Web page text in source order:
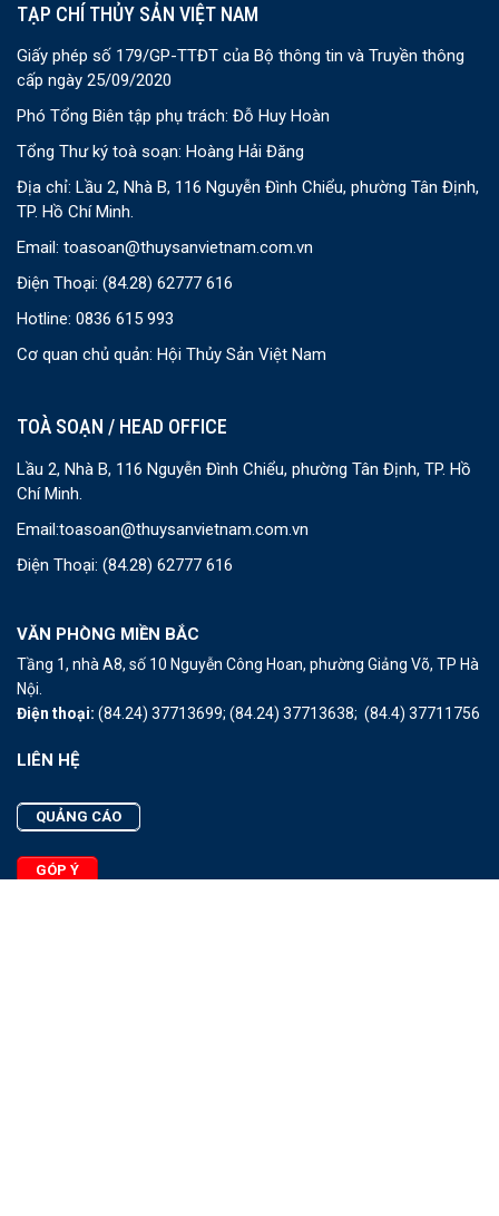
TẠP CHÍ THỦY SẢN VIỆT NAM
Giấy phép số 179/GP-TTĐT của Bộ thông tin và Truyền thông
cấp ngày 25/09/2020
Phó Tổng Biên tập phụ trách: Đỗ Huy Hoàn
Tổng Thư ký toà soạn: Hoàng Hải Đăng
Địa chỉ: Lầu 2, Nhà B, 116 Nguyễn Đình Chiểu, phường Tân Định,
TP. Hồ Chí Minh.
Email: toasoan@thuysanvietnam.com.vn
Điện Thoại: (84.28) 62777 616
Hotline: 0836 615 993
Cơ quan chủ quản: Hội Thủy Sản Việt Nam
TOÀ SOẠN / HEAD OFFICE
Lầu 2, Nhà B, 116 Nguyễn Đình Chiểu, phường Tân Định, TP. Hồ
Chí Minh.
Email:toasoan@thuysanvietnam.com.vn
Điện Thoại: (84.28) 62777 616
VĂN PHÒNG MIỀN BẮC
Tầng 1, nhà A8, số 10 Nguyễn Công Hoan, phường Giảng Võ, TP Hà
Nội.
Điện thoại: (84.24) 37713699; (84.24) 37713638; (84.4) 37711756
LIÊN HỆ
QUẢNG CÁO
GÓP Ý